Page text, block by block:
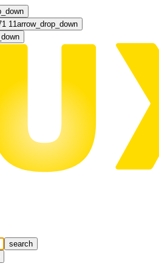
11arrow_drop_down
search